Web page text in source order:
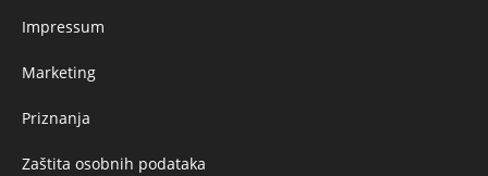
Impressum
Marketing
Priznanja
Zaštita osobnih podataka